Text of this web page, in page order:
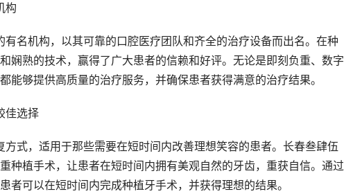
构
娴熟的技术，赢得了广大患者的信赖和好评。无论是即刻负重、数字
能够提供高质量的治疗服务，并确保患者获得满意的治疗结果。
佳选择
种植手术，让患者在短时间内拥有美观自然的牙齿，重获自信。通过
者可以在短时间内完成种植牙手术，并获得理想的结果。